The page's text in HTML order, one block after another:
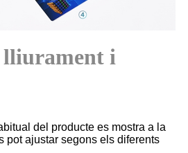
lliurament i
del producte es mostra a la
pot ajustar segons els diferents